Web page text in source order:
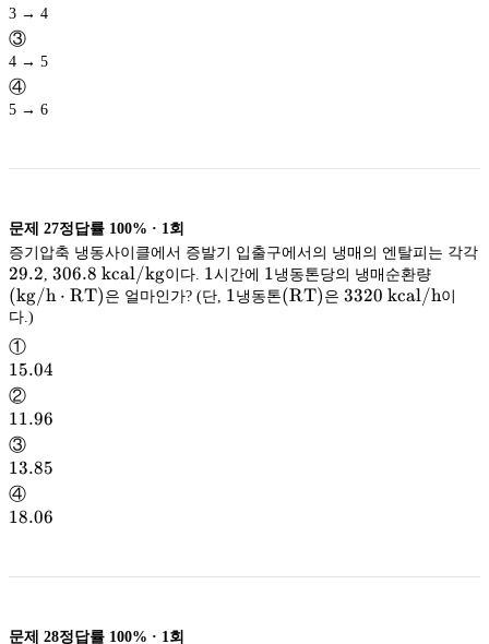
3 → 4
③
4 → 5
④
5 → 6
문제 27정답률 100% · 1 회
증기압축 냉동사이클에서 증발기 입출구에서의 냉매의 엔탈피는 각각
29.2
29.2 306.8\
\mathrm{kcal/kg}
kcal/kg
306.8 kcal/kg이다. 1
1시간에 1
1냉동톤당의 냉매순환량
kg/h
(kg/h ⋅ RT) 은 얼마인가? (단, 1
1냉동톤(
(RT) 은 3320\
3320 kcal/h이
①
15.04
15.04
②
11.96
11.96
③
13.85
13.85
④
18.06
18.06
문제 28정답률 100% · 1 회